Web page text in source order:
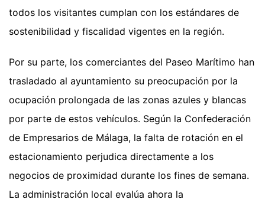
todos los visitantes cumplan con los estándares de
sostenibilidad y fiscalidad vigentes en la región.
Por su parte, los comerciantes del Paseo Marítimo han
trasladado al ayuntamiento su preocupación por la
ocupación prolongada de las zonas azules y blancas
por parte de estos vehículos. Según la Confederación
de Empresarios de Málaga, la falta de rotación en el
estacionamiento perjudica directamente a los
negocios de proximidad durante los fines de semana.
La administración local evalúa ahora la